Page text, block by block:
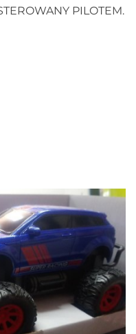
PILOTEM.